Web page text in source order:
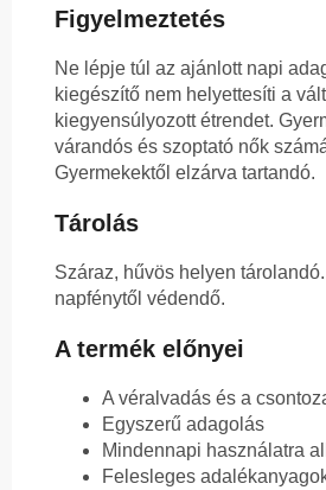
Figyelmeztetés
Ne lépje túl az ajánlott napi
kiegészítő nem helyettesíti a
kiegyensúlyozott étrendet.
várandós és szoptató nők
Gyermekektől elzárva tartandó.
Tárolás
Száraz, hűvös helyen
napfénytől védendő.
A termék előnyei
A véralvadás és a
Egyszerű adagolás
Mindennapi használatra
Felesleges